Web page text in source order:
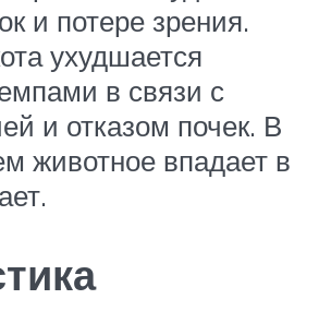
и потере зрения.
ухудшается
в связи с
и отказом почек. В
животное впадает в